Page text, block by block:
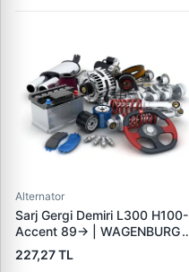
Alternator
Sarj Gergi Demiri L300 H100-
Accent 89-> | WAGENBURG
10234112 | OEM MD315409
37461-42000
227,27 TL